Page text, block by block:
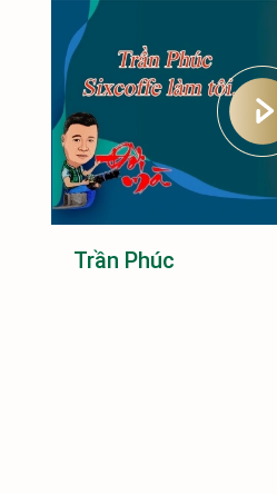
Trần Phúc